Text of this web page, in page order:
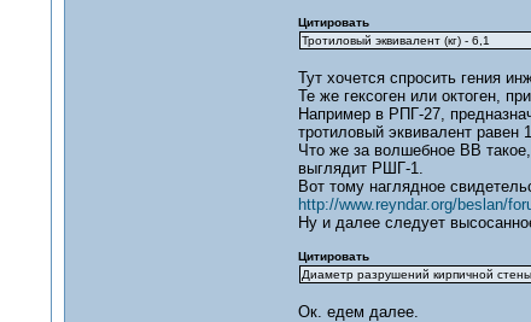
Цитировать
Тротиловый эквивалент (кг) - 6,1
Тут хочется спросить гения
Те же гексоген или октоген,
Например в РПГ-27,
тротиловый эквивалент равен
Что же за волшебное ВВ
выглядит РШГ-1.
Вот тому наглядное
http://www.reyndar.org/beslan/
Ну и далее следует
Цитировать
Диаметр разрушений кирпичной
Ок. едем далее.